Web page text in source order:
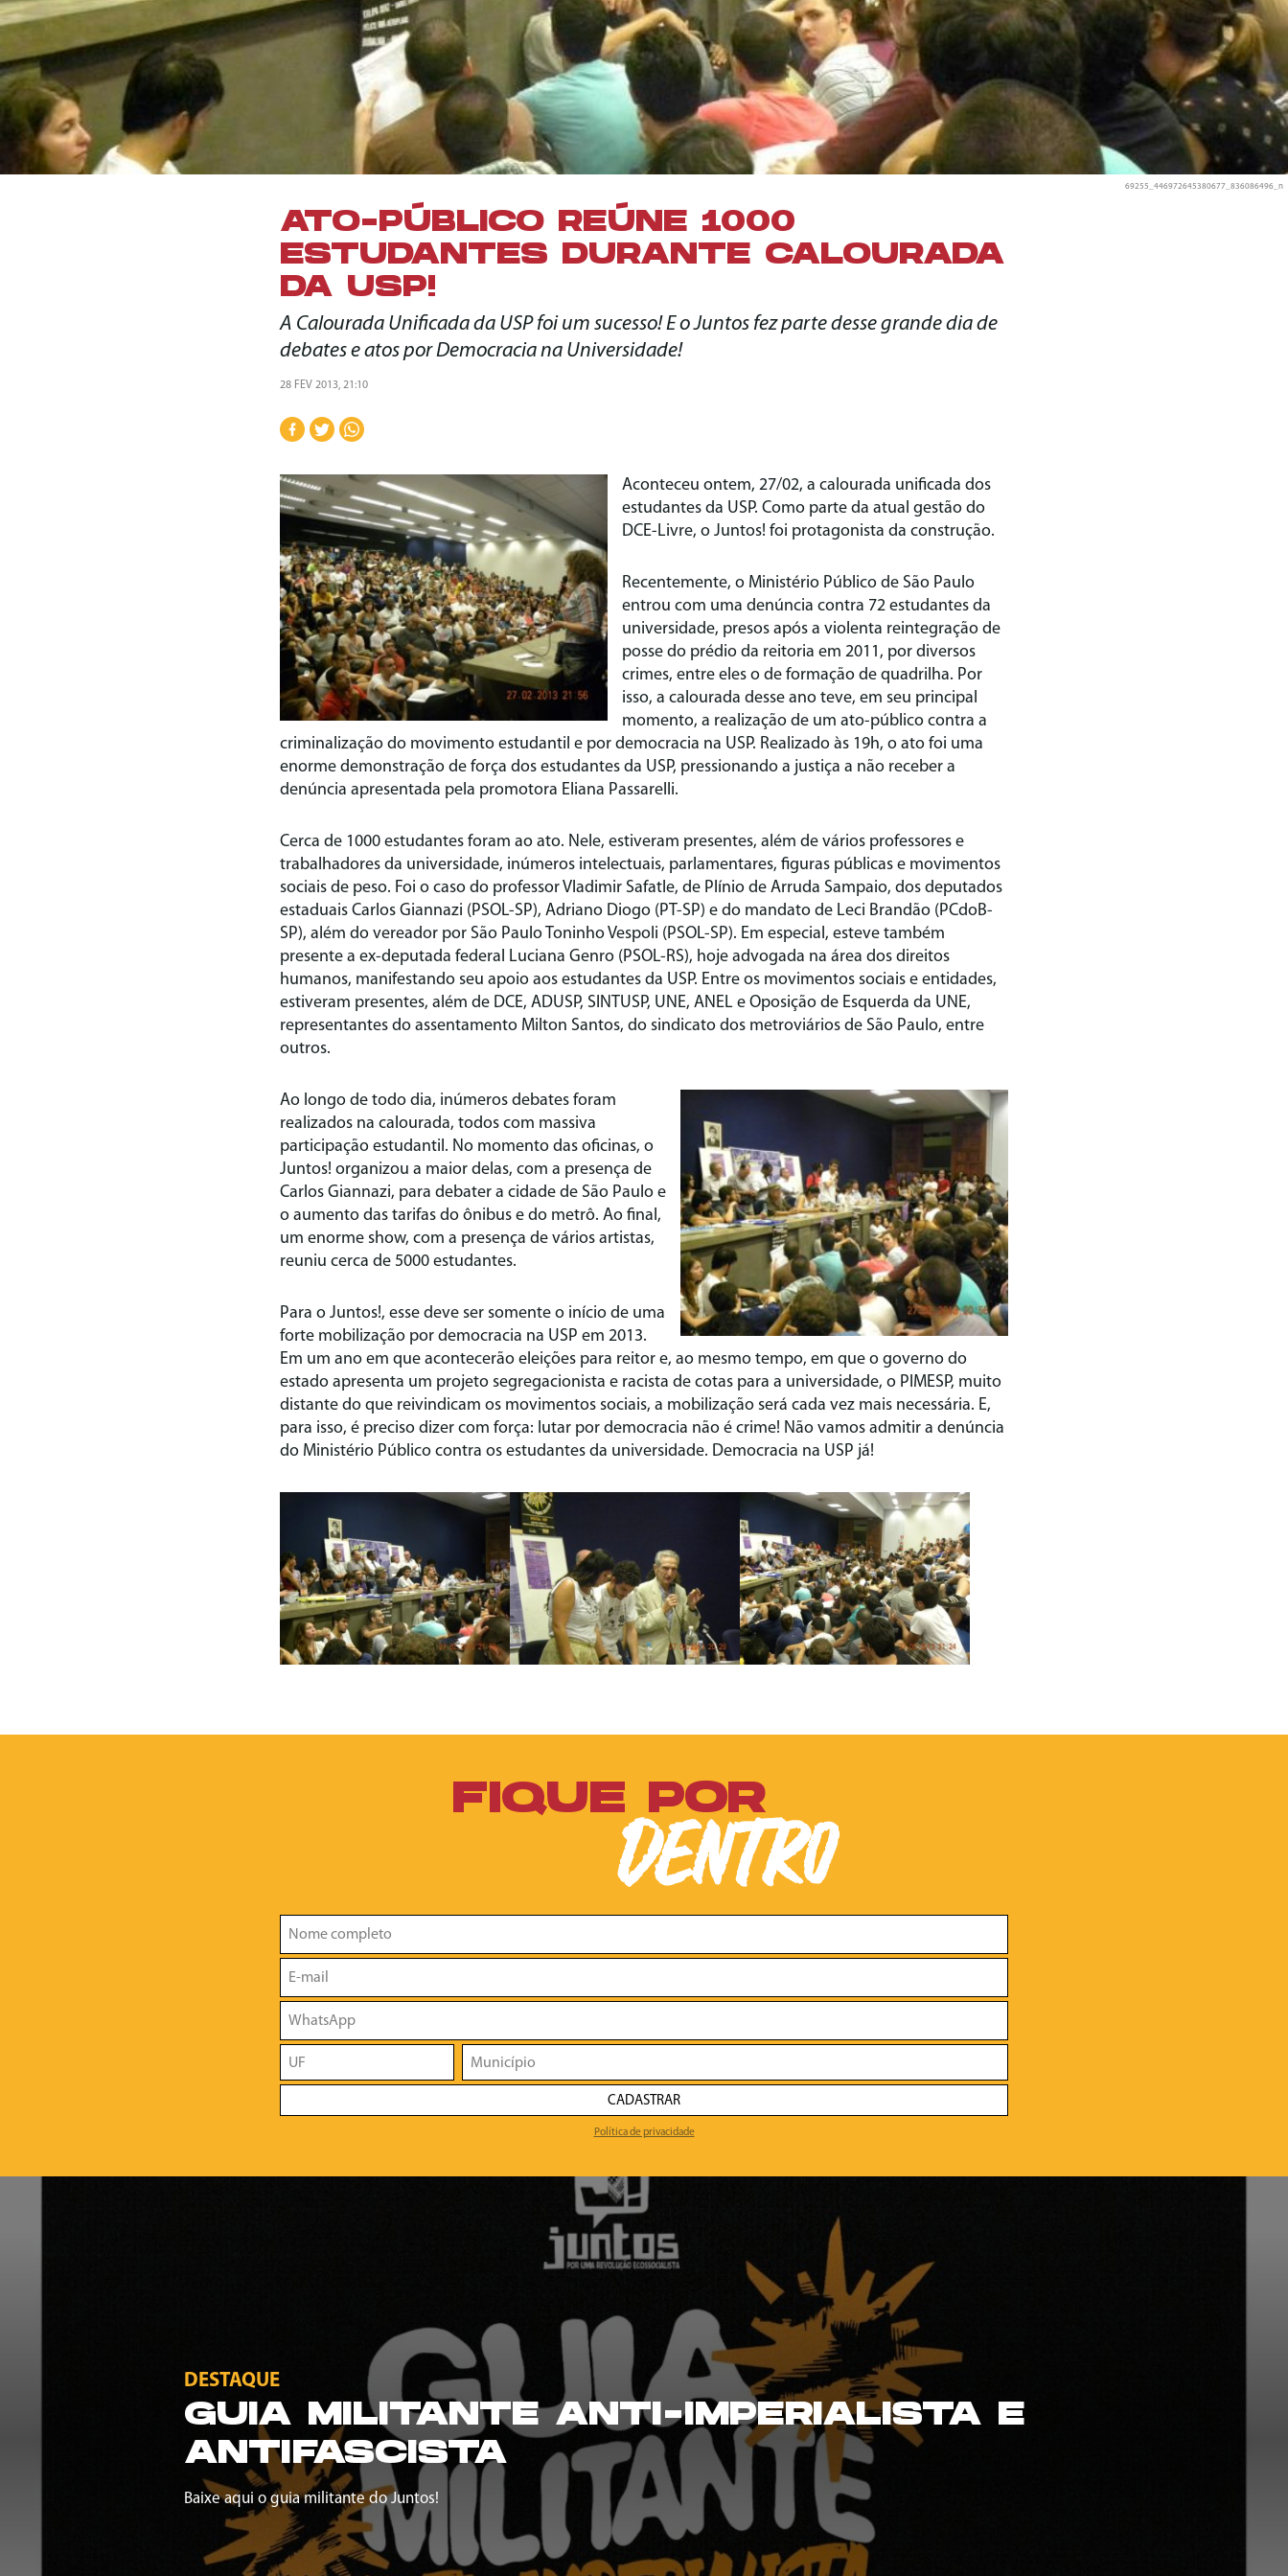
69255_446972645380677_836086496_n
ATO-PÚBLICO REÚNE 1000
ESTUDANTES DURANTE CALOURADA
DA USP!
A Calourada Unificada da USP foi um sucesso! E o Juntos fez parte desse grande dia de
debates e atos por Democracia na Universidade!
28 FEV 2013, 21:10
Aconteceu ontem, 27/02, a calourada unificada dos
estudantes da USP. Como parte da atual gestão do
DCE-Livre, o Juntos! foi protagonista da construção.
Recentemente, o Ministério Público de São Paulo
entrou com uma denúncia contra 72 estudantes da
universidade, presos após a violenta reintegração de
posse do prédio da reitoria em 2011, por diversos
crimes, entre eles o de formação de quadrilha. Por
isso, a calourada desse ano teve, em seu principal
momento, a realização de um ato-público contra a
criminalização do movimento estudantil e por democracia na USP. Realizado às 19h, o ato foi uma
enorme demonstração de força dos estudantes da USP, pressionando a justiça a não receber a
denúncia apresentada pela promotora Eliana Passarelli.
Cerca de 1000 estudantes foram ao ato. Nele, estiveram presentes, além de vários professores e
trabalhadores da universidade, inúmeros intelectuais, parlamentares, figuras públicas e movimentos
sociais de peso. Foi o caso do professor Vladimir Safatle, de Plínio de Arruda Sampaio, dos deputados
estaduais Carlos Giannazi (PSOL-SP), Adriano Diogo (PT-SP) e do mandato de Leci Brandão (PCdoB-
SP), além do vereador por São Paulo Toninho Vespoli (PSOL-SP). Em especial, esteve também
presente a ex-deputada federal Luciana Genro (PSOL-RS), hoje advogada na área dos direitos
humanos, manifestando seu apoio aos estudantes da USP. Entre os movimentos sociais e entidades,
estiveram presentes, além de DCE, ADUSP, SINTUSP, UNE, ANEL e Oposição de Esquerda da UNE,
representantes do assentamento Milton Santos, do sindicato dos metroviários de São Paulo, entre
outros.
Ao longo de todo dia, inúmeros debates foram
realizados na calourada, todos com massiva
participação estudantil. No momento das oficinas, o
Juntos! organizou a maior delas, com a presença de
Carlos Giannazi, para debater a cidade de São Paulo e
o aumento das tarifas do ônibus e do metrô. Ao final,
um enorme show, com a presença de vários artistas,
reuniu cerca de 5000 estudantes.
Para o Juntos!, esse deve ser somente o início de uma
forte mobilização por democracia na USP em 2013.
Em um ano em que acontecerão eleições para reitor e, ao mesmo tempo, em que o governo do
estado apresenta um projeto segregacionista e racista de cotas para a universidade, o PIMESP, muito
distante do que reivindicam os movimentos sociais, a mobilização será cada vez mais necessária. E,
para isso, é preciso dizer com força: lutar por democracia não é crime! Não vamos admitir a denúncia
do Ministério Público contra os estudantes da universidade. Democracia na USP já!
FIQUE POR
DENTRO
CADASTRAR
Política de privacidade
DESTAQUE
GUIA MILITANTE ANTI-IMPERIALISTA E
ANTIFASCISTA
Baixe aqui o guia militante do Juntos!